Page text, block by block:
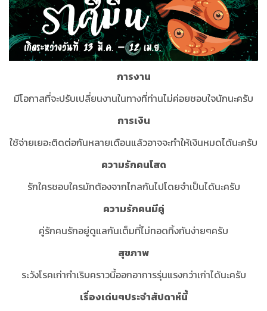
การงาน
มีโอกาสที่จะปรับเปลี่ยนงานในทางที่ท่านไม่ค่อยชอบใจนักนะครับ
การเงิน
ใช้จ่ายเยอะติดต่อกันหลายเดือนแล้วอาจจะทำให้เงินหมดได้นะครับ
ความรักคนโสด
รักใครชอบใครมักต้องจากไกลกันไปโดยจำเป็นได้นะครับ
ความรักคนมีคู่
คู่รักคนรักอยู่ดูแลกันเต็มที่ไม่ทอดทิ้งกันง่ายๆครับ
สุขภาพ
ระวังโรคเก่ากำเริบคราวนี้ออกอาการรุ่นแรงกว่าเก่าได้นะครับ
เรื่องเด่นๆประจำสัปดาห์นี้